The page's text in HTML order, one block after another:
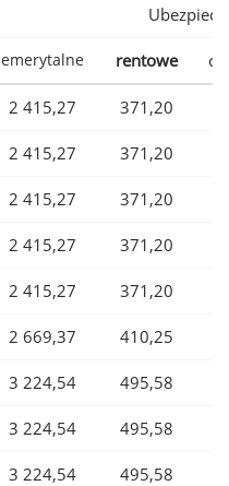
emerytalne rentowe
2 415,27 371,20
2 415,27 371,20
2 415,27 371,20
2 415,27 371,20
2 415,27 371,20
2 669,37 410,25
3 224,54 495,58
3 224,54 495,58
3 224,54 495,58